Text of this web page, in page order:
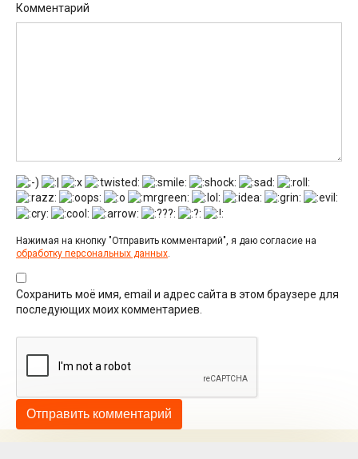
Комментарий
Нажимая на кнопку "Отправить комментарий", я даю согласие на
обработку персональных данных.
Сохранить моё имя, email и адрес сайта в этом браузере для
последующих моих комментариев.